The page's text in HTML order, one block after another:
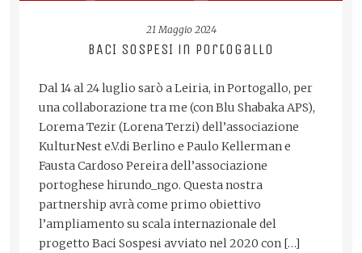
21 Maggio 2024
BACI SOSPESI in Portogallo
Dal 14 al 24 luglio sarò a Leiria, in Portogallo, per
una collaborazione tra me (con Blu Shabaka APS),
Lorema Tezir (Lorena Terzi) dell’associazione
KulturNest e.V.di Berlino e Paulo Kellerman e
Fausta Cardoso Pereira dell’associazione
portoghese hirundo_ngo. Questa nostra
partnership avrà come primo obiettivo
l’ampliamento su scala internazionale del
progetto Baci Sospesi avviato nel 2020 con […]